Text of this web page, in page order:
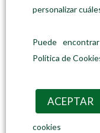
Rosa dels
Aliento de
Luces de
personalizar
Puede
Política de
ACEPTAR
cookies